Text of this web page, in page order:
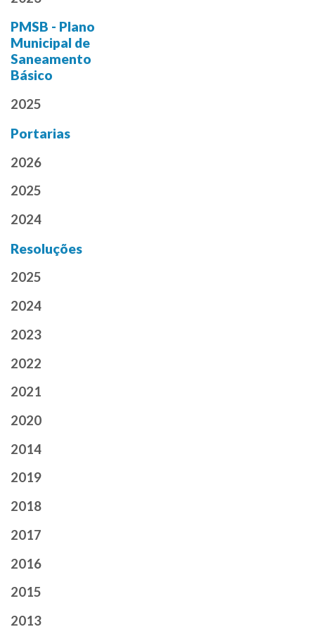
PMSB - Plano
Municipal de
Saneamento
Básico
2025
Portarias
2026
2025
2024
Resoluções
2025
2024
2023
2022
2021
2020
2014
2019
2018
2017
2016
2015
2013